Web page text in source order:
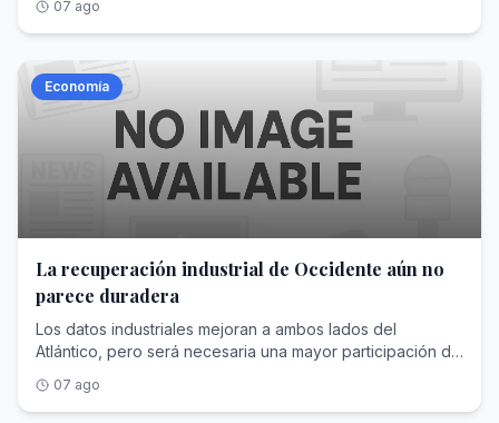
beneficios de las empresas
07 ago
Economía
La recuperación industrial de Occidente aún no
parece duradera
Los datos industriales mejoran a ambos lados del
Atlántico, pero será necesaria una mayor participación de
07 ago